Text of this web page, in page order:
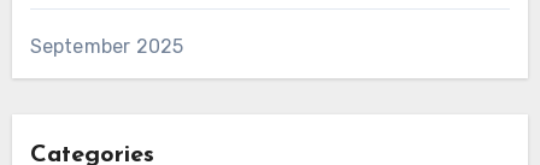
September 2025
Categories